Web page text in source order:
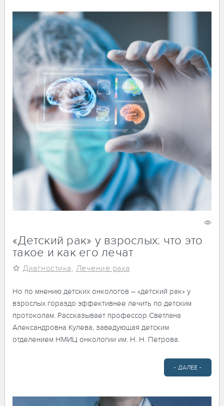
«Детский рак» у взрослых: что это
такое и как его лечат
Диагностика, Лечение рака
Но по мнению детских онкологов – «детский рак» у
взрослых гораздо эффективнее лечить по детским
протоколам. Рассказывает профессор Светлана
Александровна Кулева, заведующая детским
отделением НМИЦ онкологии им. Н. Н. Петрова.
- ДАЛЕЕ -